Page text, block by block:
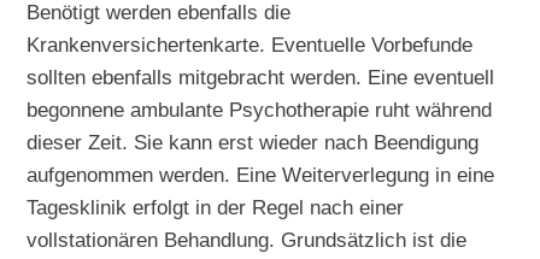
Benötigt werden ebenfalls die
Krankenversichertenkarte. Eventuelle Vorbefunde
sollten ebenfalls mitgebracht werden. Eine eventuell
begonnene ambulante Psychotherapie ruht während
dieser Zeit. Sie kann erst wieder nach Beendigung
aufgenommen werden. Eine Weiterverlegung in eine
Tagesklinik erfolgt in der Regel nach einer
vollstationären Behandlung. Grundsätzlich ist die